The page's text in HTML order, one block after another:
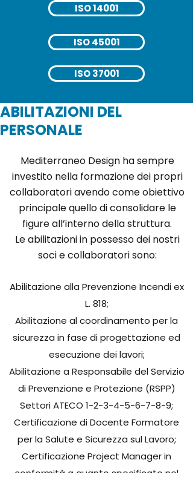
ISO 14001
ISO 45001
ISO 37001
ABILITAZIONI DEL
PERSONALE
Mediterraneo Design ha sempre
investito nella formazione dei propri
collaboratori avendo come obiettivo
principale quello di consolidare le
figure all’interno della struttura.
Le abilitazioni in possesso dei nostri
soci e collaboratori sono:
Abilitazione alla Prevenzione Incendi ex
L. 818;
Abilitazione al coordinamento per la
sicurezza in fase di progettazione ed
esecuzione dei lavori;
Abilitazione a Responsabile del Servizio
di Prevenzione e Protezione (RSPP)
Settori ATECO 1-2-3-4-5-6-7-8-9;
Certificazione di Docente Formatore
per la Salute e Sicurezza sul Lavoro;
Certificazione Project Manager in
conformità a quanto specificato nel